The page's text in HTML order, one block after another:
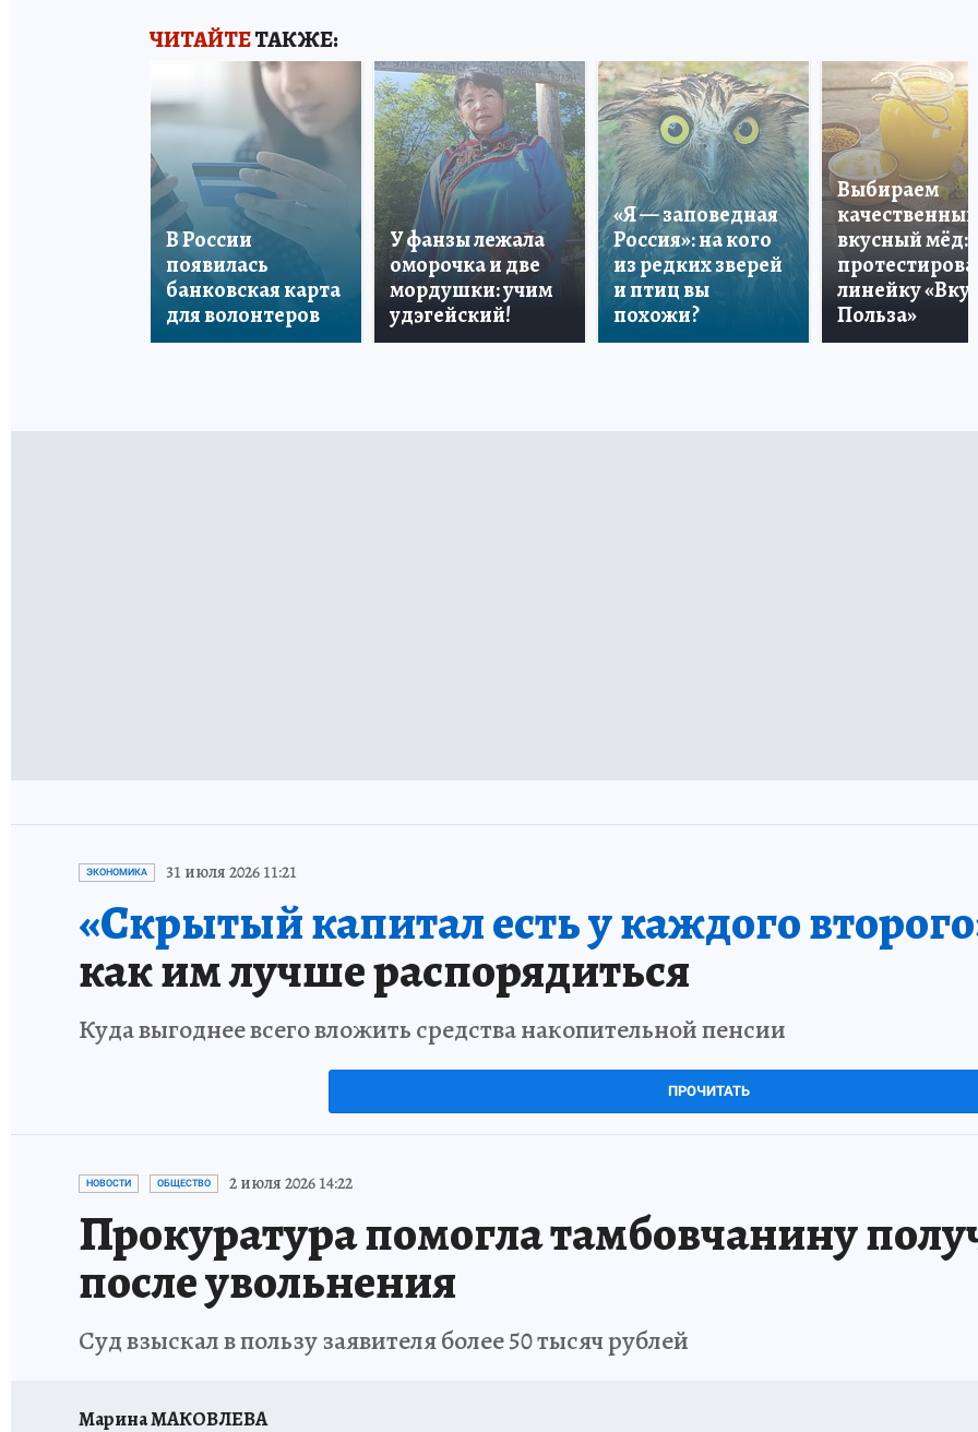
ЧИТАЙТЕТАКЖЕ:
В России
появилась
банковская карта
для волонтеров
У фанзы лежала
оморочка и две
мордушки: учим
удэгейский!
«Я — заповедная
Россия»: на кого
из редких зверей
и птиц вы
похожи?
Выбираем
качественный
вкусный мёд:
линейку «Вкус
Польза»
ЭКОНОМИКА 31 июля 2026 11:21
«Скрытый капитал есть у каждого
как им лучше распорядиться
Куда выгоднее всего вложить средства накопительной пенсии
ПРОЧИТАТЬ
НОВОСТИ ОБЩЕСТВО 2 июля 2026 14:22
Прокуратура помогла тамбовчанину
после увольнения
Суд взыскал в пользу заявителя более 50 тысяч рублей
Марина МАКОВЛЕВА